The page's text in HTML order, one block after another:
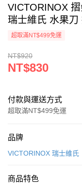
VICTORINOX
瑞士維氏 水果
超取滿NT$499免運
NT$920
NT$830
付款與運送方式
超取滿NT$499免運
信用卡一次付款
LINE Pay
品牌
VICTORINOX 瑞士維氏
商品特色